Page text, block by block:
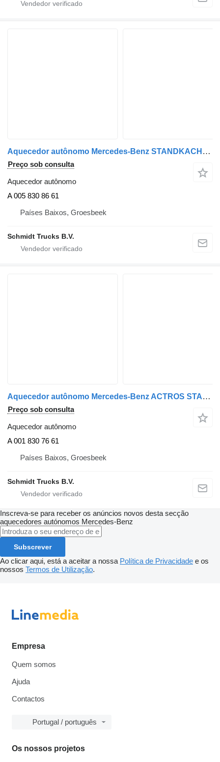
Aquecedor autônomo Mercedes-Benz STANDKACHEL A 005 830 86 61 para camião
Preço sob consulta
Aquecedor autônomo
A 005 830 86 61
Países Baixos, Groesbeek
Schmidt Trucks B.V.
Aquecedor autônomo Mercedes-Benz ACTROS STANDKACHEL A 001 830 76 61 para camião
Preço sob consulta
Aquecedor autônomo
A 001 830 76 61
Países Baixos, Groesbeek
Schmidt Trucks B.V.
Inscreva-se para receber os anúncios novos desta secção
aquecedores autónomos Mercedes-Benz
Subscrever
Ao clicar aqui, está a aceitar a nossa Política de Privacidade e os
nossos Termos de Utilização.
Empresa
Quem somos
Ajuda
Contactos
Portugal / português
Os nossos projetos